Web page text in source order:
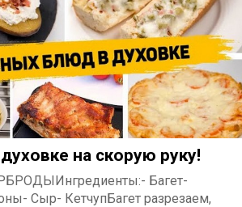
на скорую руку!
Багет-
Сыр- КетчупБагет разрезаем,